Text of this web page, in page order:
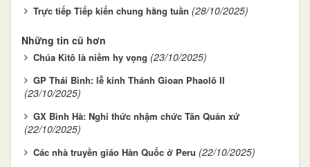
Trực tiếp Tiếp kiến chung hằng tuần (28/10/2025)
Những tin cũ hơn
Chúa Kitô là niềm hy vọng (23/10/2025)
GP Thái Bình: lễ kính Thánh Gioan Phaolô II
(23/10/2025)
GX Bình Hà: Nghi thức nhậm chức Tân Quản xứ
(22/10/2025)
Các nhà truyền giáo Hàn Quốc ở Peru (22/10/2025)